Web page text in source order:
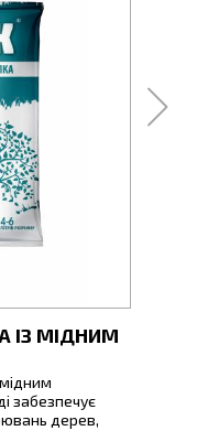
ІЗ МІДНИМ
забезпечує
дерев,